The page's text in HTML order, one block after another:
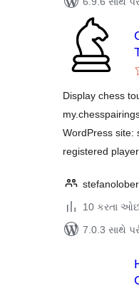
Display chess
WordPress site:
registered
10 કરતા
7.0.3 સાથે